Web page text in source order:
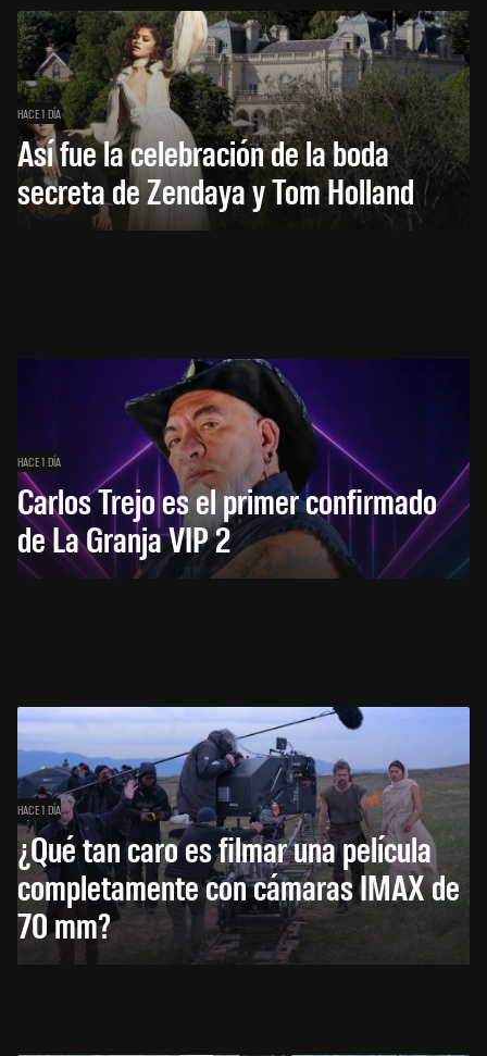
HACE 1 DÍA
Así fue la celebración de la boda
secreta de Zendaya y Tom Holland
HACE 1 DÍA
Carlos Trejo es el primer confirmado
de La Granja VIP 2
HACE 1 DÍA
¿Qué tan caro es filmar una película
completamente con cámaras IMAX de
70 mm?